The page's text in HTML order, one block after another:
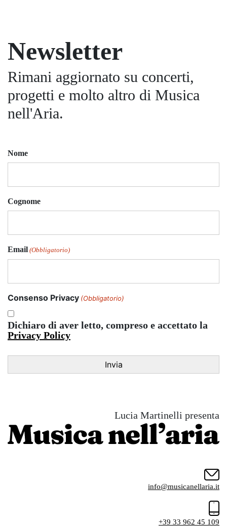
Newsletter
Rimani aggiornato su concerti,
progetti e molto altro di Musica
nell'Aria.
Nome
Cognome
Email (Obbligatorio)
Consenso Privacy (Obbligatorio)
Dichiaro di aver letto, compreso e accettato la
Privacy Policy
Lucia Martinelli presenta
info@musicanellaria.it
+39 33 962 45 109